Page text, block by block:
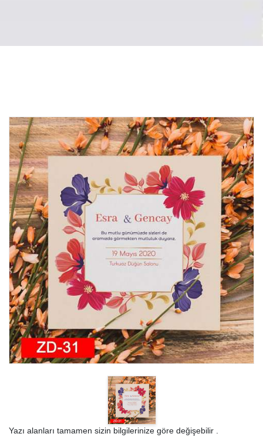
Yazı alanları tamamen sizin bilgilerinize göre değişebilir .